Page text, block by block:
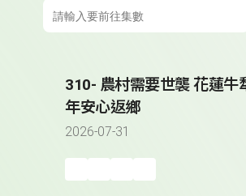
310- 農村需要世襲 花蓮牛
年安心返鄉
2026-07-31